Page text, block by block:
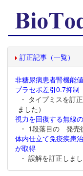
訂正記事（一覧）
非糖尿病患者腎機能
プラセボ差引0.7抑制
・ タイプミスを訂
ました）
視力を回復する無線
・ 1段落目の 発
体内仕立て免疫疾患
が取得
・ 誤解を訂正しま